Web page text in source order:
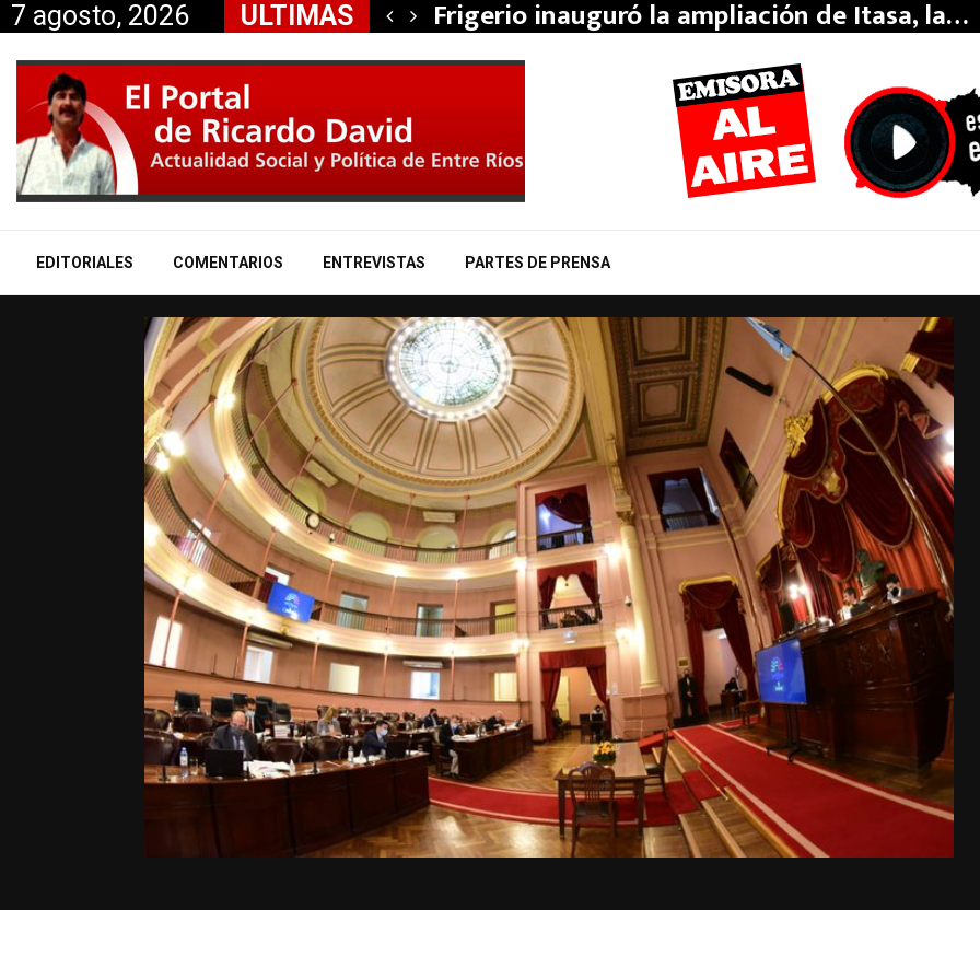
7 agosto, 2026 ULTIMAS
Miranda anunció… Frigerio inauguró la ampliación de Itasa, la…
EDITORIALES COMENTARIOS ENTREVISTAS PARTES DE PRENSA